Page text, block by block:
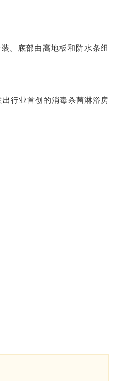
。底部由高地板和防水条组
行业首创的消毒杀菌淋浴房